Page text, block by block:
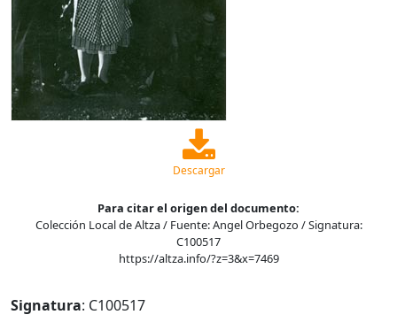
Descargar
Para citar el origen del documento:
Colección Local de Altza / Fuente: Angel Orbegozo / Signatura:
C100517
https://altza.info/?z=3&x=7469
Signatura: C100517